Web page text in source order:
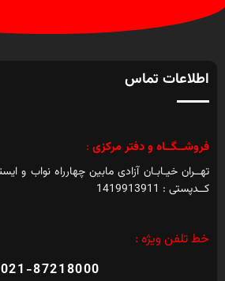
اطلاعات تماس
فروشــگــاه و دفتر مرکزی :
کــدپستی : 1419913911
خط تلفن ویژه :
021-87218000